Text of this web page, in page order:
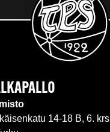
14-18 B, 6. krs